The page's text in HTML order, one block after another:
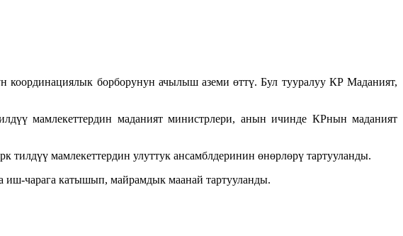
борборунун ачылыш аземи өттү. Бул тууралуу КР Маданият,
мамлекеттердин маданият министрлери, анын ичинде КРнын маданият
мамлекеттердин улуттук ансамблдеринин өнөрлөрү тартууланды.
чарага катышып, майрамдык маанай тартууланды.